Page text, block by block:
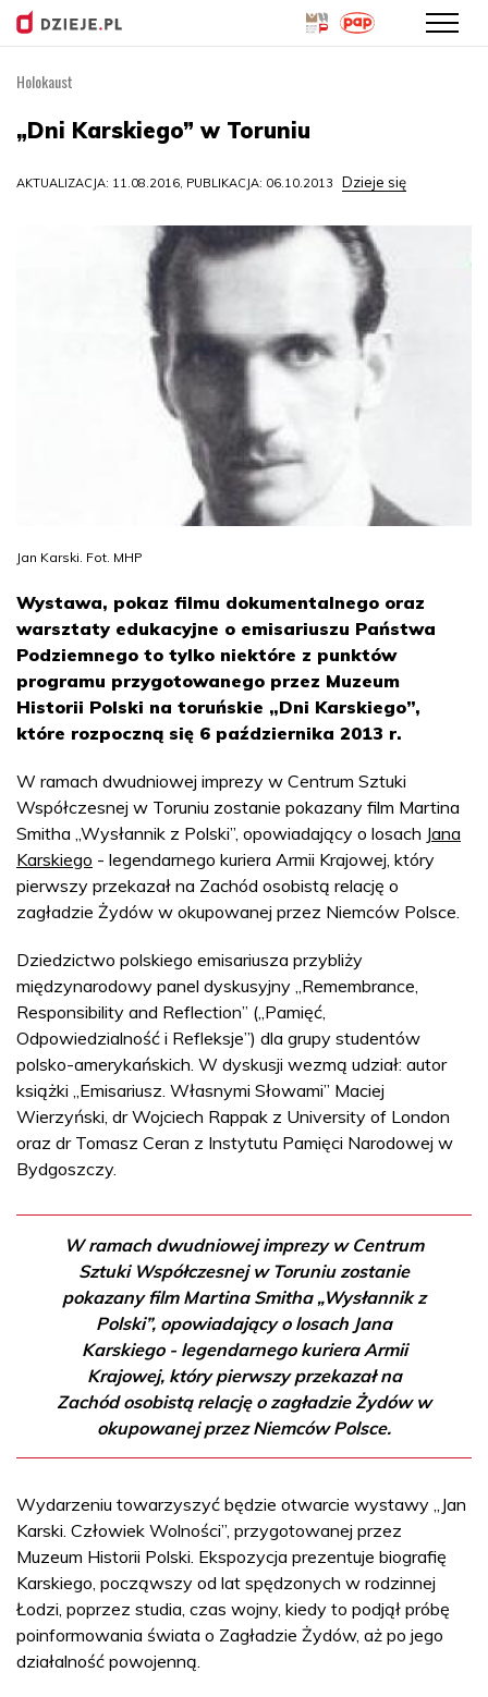
treści
Holokaust
„Dni Karskiego” w Toruniu
AKTUALIZACJA: 11.08.2016, PUBLIKACJA: 06.10.2013 Dzieje się
Jan Karski. Fot. MHP
Wystawa, pokaz filmu dokumentalnego oraz
warsztaty edukacyjne o emisariuszu Państwa
Podziemnego to tylko niektóre z punktów
programu przygotowanego przez Muzeum
Historii Polski na toruńskie „Dni Karskiego”,
które rozpoczną się 6 października 2013 r.
W ramach dwudniowej imprezy w Centrum Sztuki
Współczesnej w Toruniu zostanie pokazany film Martina
Smitha „Wysłannik z Polski”, opowiadający o losach Jana
Karskiego - legendarnego kuriera Armii Krajowej, który
pierwszy przekazał na Zachód osobistą relację o
zagładzie Żydów w okupowanej przez Niemców Polsce.
Dziedzictwo polskiego emisariusza przybliży
międzynarodowy panel dyskusyjny „Remembrance,
Responsibility and Reflection” („Pamięć,
Odpowiedzialność i Refleksje”) dla grupy studentów
polsko-amerykańskich. W dyskusji wezmą udział: autor
książki „Emisariusz. Własnymi Słowami” Maciej
Wierzyński, dr Wojciech Rappak z University of London
oraz dr Tomasz Ceran z Instytutu Pamięci Narodowej w
Bydgoszczy.
W ramach dwudniowej imprezy w Centrum
Sztuki Współczesnej w Toruniu zostanie
pokazany film Martina Smitha „Wysłannik z
Polski”, opowiadający o losach Jana
Karskiego - legendarnego kuriera Armii
Krajowej, który pierwszy przekazał na
Zachód osobistą relację o zagładzie Żydów w
okupowanej przez Niemców Polsce.
Wydarzeniu towarzyszyć będzie otwarcie wystawy „Jan
Karski. Człowiek Wolności”, przygotowanej przez
Muzeum Historii Polski. Ekspozycja prezentuje biografię
Karskiego, począwszy od lat spędzonych w rodzinnej
Łodzi, poprzez studia, czas wojny, kiedy to podjął próbę
poinformowania świata o Zagładzie Żydów, aż po jego
działalność powojenną.